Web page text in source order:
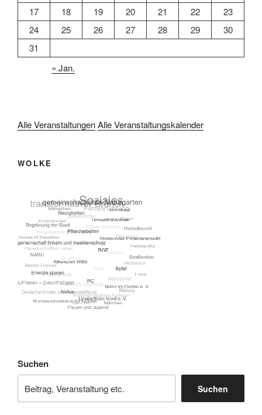
17
18 19 20 21 22
23
24
25 26 27 28 29
30
31
« Jan.
Alle VeranstaltungenAlle Veranstaltungskalender
WOLKE
Suchen
Suchen